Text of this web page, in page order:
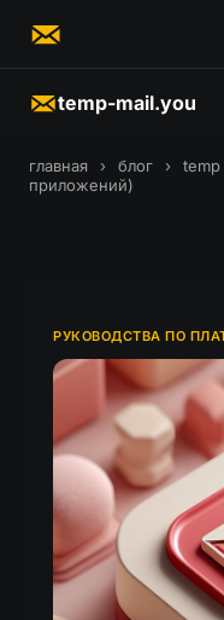
temp-mail.you
главная › блог ›
temp
приложений)
РУКОВОДСТВА ПО